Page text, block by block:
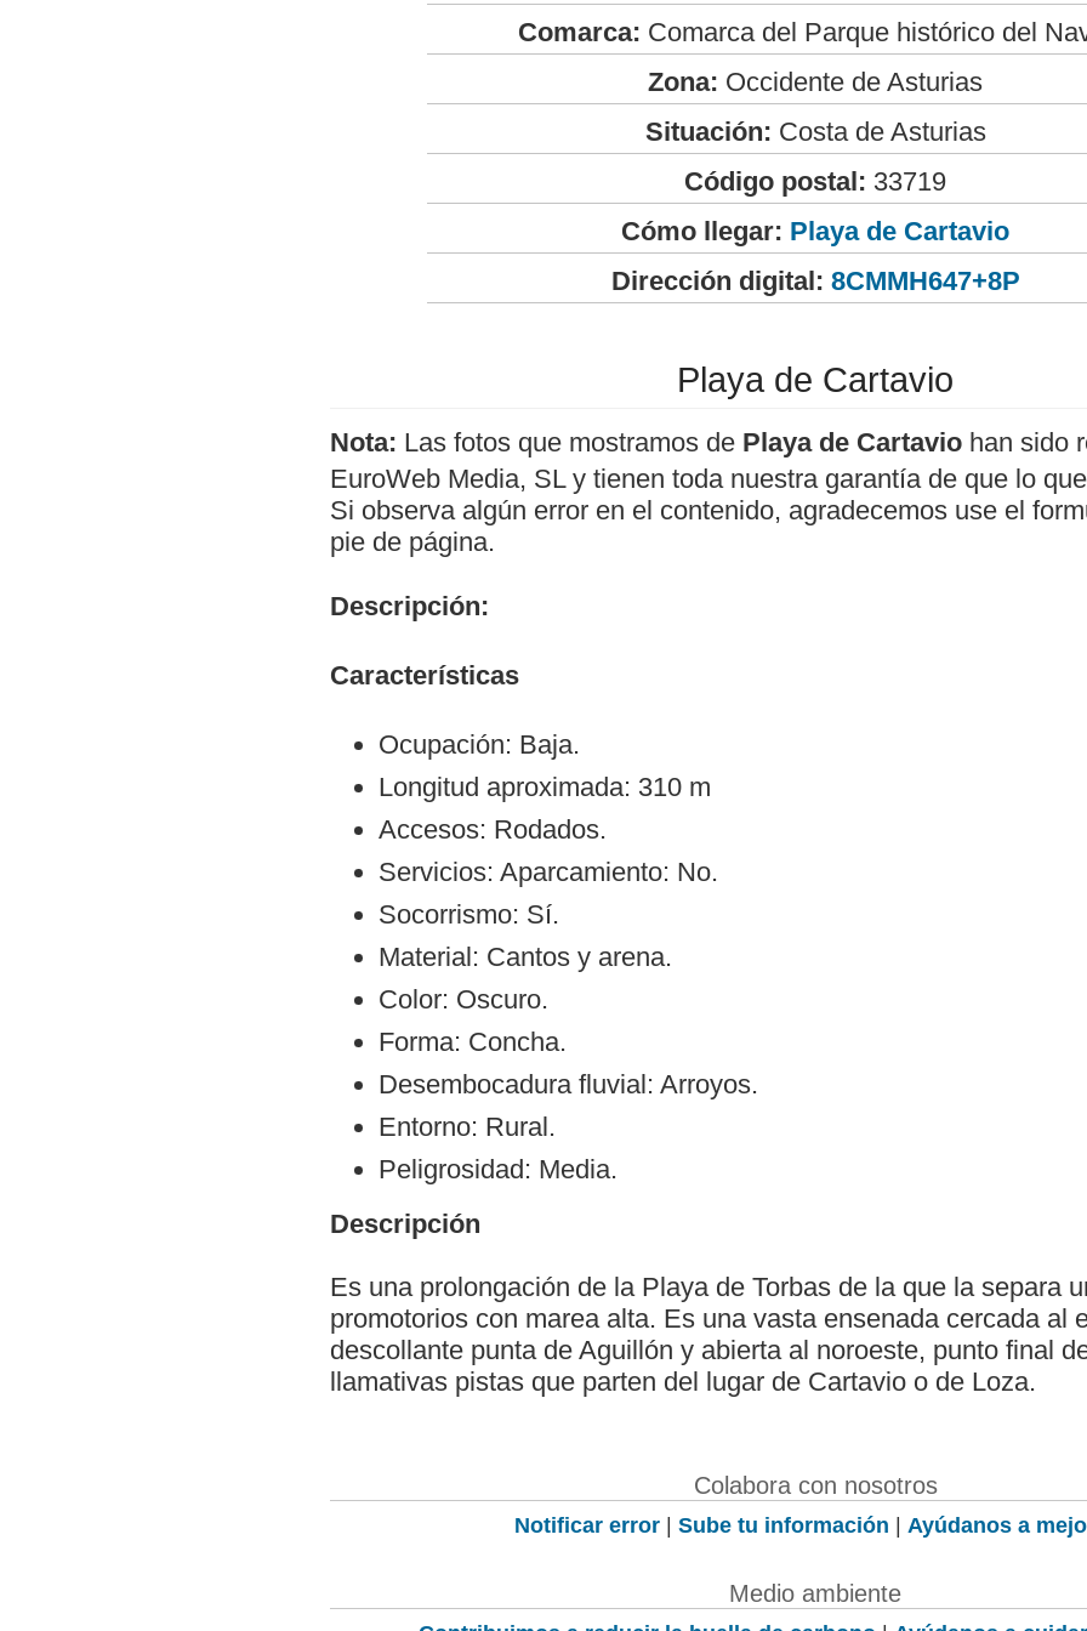
Comarca: Comarca del Parque histórico del
Zona: Occidente de Asturias
Situación: Costa de Asturias
Código postal: 33719
Cómo llegar: Playa de Cartavio
Dirección digital: 8CMMH647+8P
Playa de Cartavio
Nota: Las fotos que mostramos de Playa de Cartavio han sido
EuroWeb Media, SL y tienen toda nuestra garantía de que lo
Si observa algún error en el contenido, agradecemos use el
pie de página.
Descripción:
Características
Ocupación: Baja.
Longitud aproximada: 310 m
Accesos: Rodados.
Servicios: Aparcamiento: No.
Socorrismo: Sí.
Material: Cantos y arena.
Color: Oscuro.
Forma: Concha.
Desembocadura fluvial: Arroyos.
Entorno: Rural.
Peligrosidad: Media.
Descripción
Es una prolongación de la Playa de Torbas de la que la separa
promotorios con marea alta. Es una vasta ensenada cercada al
descollante punta de Aguillón y abierta al noroeste, punto final
llamativas pistas que parten del lugar de Cartavio o de Loza.
Colabora con nosotros
Notificar error | Sube tu información | Ayúdanos a
Medio ambiente